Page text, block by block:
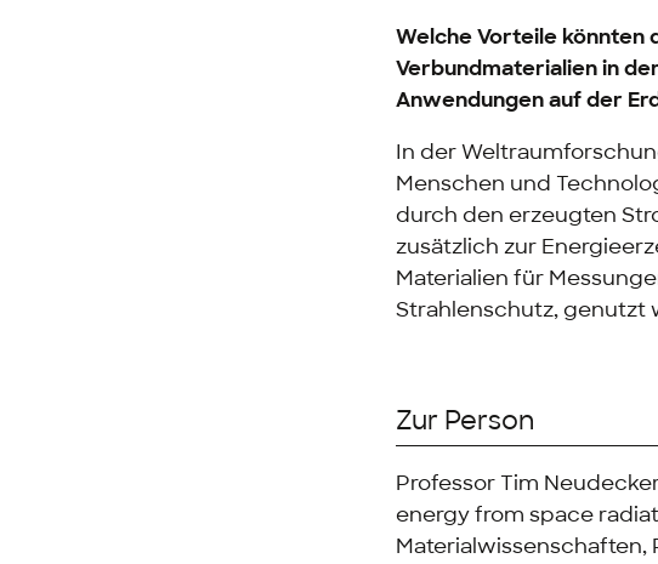
Welche Vorteile könnten
Verbundmaterialien in
Anwendungen auf der
In der
Menschen und
durch den erzeugten
zusätzlich zur
Materialien für
Strahlenschutz, genutzt
Zur Person
Professor Tim
energy from space